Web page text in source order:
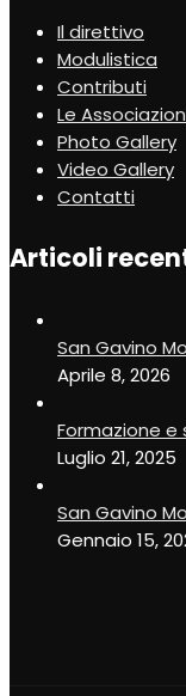
Il direttivo
Modulistica
Contributi
Le
Photo Gallery
Video Gallery
Contatti
Articoli
San Gavino
Aprile 8, 2026
Formazione e
Luglio 21, 2025
San Gavino
Gennaio 15,